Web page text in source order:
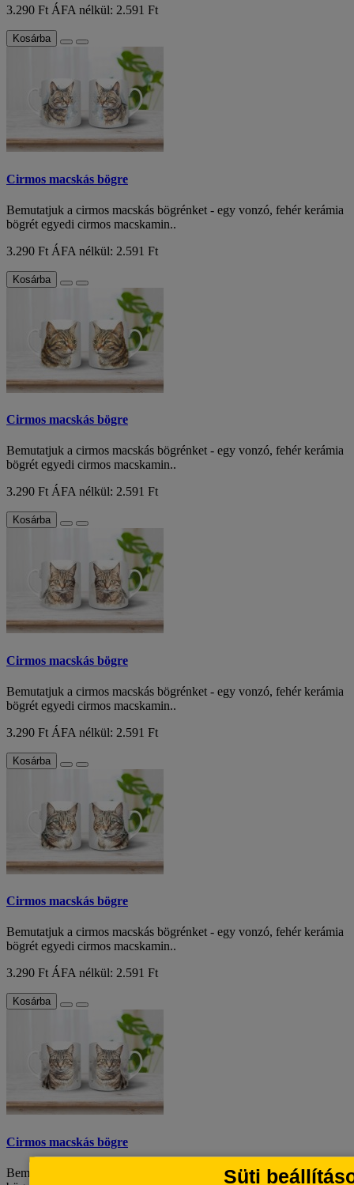
3.290 Ft ÁFA nélkül: 2.591 Ft
Kosárba
Cirmos macskás bögre
Bemutatjuk a cirmos macskás bögrénket - egy vonzó, fehér kerámia
bögrét egyedi cirmos macskamin..
3.290 Ft ÁFA nélkül: 2.591 Ft
Kosárba
Cirmos macskás bögre
Bemutatjuk a cirmos macskás bögrénket - egy vonzó, fehér kerámia
bögrét egyedi cirmos macskamin..
3.290 FtÁFA nélkül: 2.591 Ft
Kosárba
Cirmos macskás bögre
Bemutatjuk a cirmos macskás bögrénket - egy vonzó, fehér kerámia
bögrét egyedi cirmos macskamin..
3.290 Ft ÁFA nélkül: 2.591 Ft
Kosárba
Cirmos macskás bögre
Bemutatjuk a cirmos macskás bögrénket - egy vonzó, fehér kerámia
bögrét egyedi cirmos macskamin..
3.290 FtÁFA nélkül: 2.591 Ft
Kosárba
Cirmos macskás bögre
Bemutatjuk a cirmos macskás bögrénket - egy vonzó, fehér kerámia
Süti